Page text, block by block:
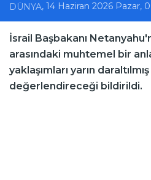
DÜNYA, 14 Haziran 2026 Pazar,
İsrail Başbakanı
arasındaki muhtemel bir
yaklaşımları yarın
değerlendireceği bildirildi.